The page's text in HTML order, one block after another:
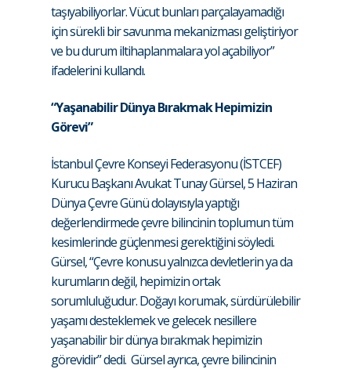
taşıyabiliyorlar. Vücut bunları parçalayamadığı
için sürekli bir savunma mekanizması geliştiriyor
ve bu durum iltihaplanmalara yol açabiliyor”
ifadelerini kullandı.
“Yaşanabilir Dünya Bırakmak Hepimizin
Görevi”
İstanbul Çevre Konseyi Federasyonu (İSTCEF)
Kurucu Başkanı Avukat Tunay Gürsel, 5 Haziran
Dünya Çevre Günü dolayısıyla yaptığı
değerlendirmede çevre bilincinin toplumun tüm
kesimlerinde güçlenmesi gerektiğini söyledi.
Gürsel, “Çevre konusu yalnızca devletlerin ya da
kurumların değil, hepimizin ortak
sorumluluğudur. Doğayı korumak, sürdürülebilir
yaşamı desteklemek ve gelecek nesillere
yaşanabilir bir dünya bırakmak hepimizin
görevidir” dedi. Gürsel ayrıca, çevre bilincinin